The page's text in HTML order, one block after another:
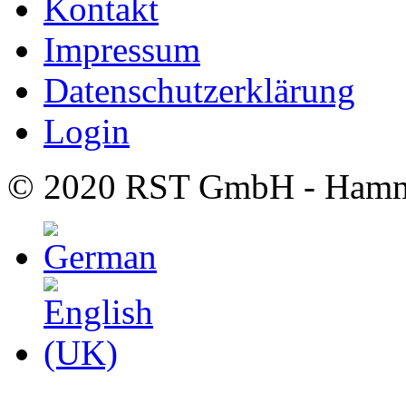
Kontakt
Impressum
Datenschutzerklärung
Login
© 2020 RST GmbH -